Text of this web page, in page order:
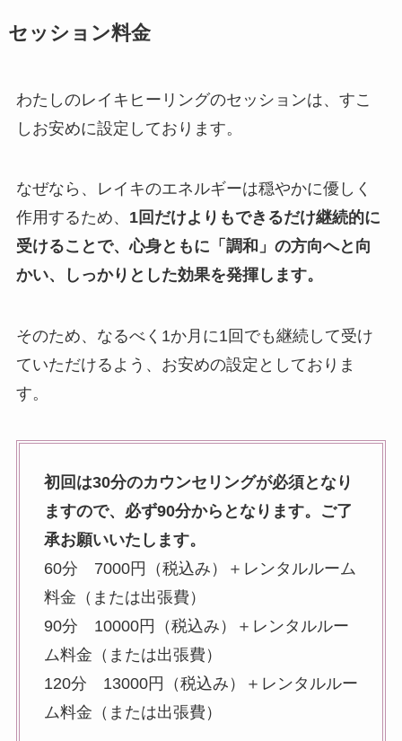
セッション料金
わたしのレイキヒーリングのセッションは、すこ
しお安めに設定しております。
なぜなら、レイキのエネルギーは穏やかに優しく
作用するため、 1回だけよりもできるだけ継続的に
受けることで、心身ともに「調和」の方向へと向
かい、しっかりとした効果を発揮します。
そのため、なるべく1か月に1回でも継続して受け
ていただけるよう、お安めの設定としておりま
す。
初回は30分のカウンセリングが必須となり
ますので、必ず90分からとなります。ご了
承お願いいたします。
60分 7000円（税込み）＋レンタルルーム
料金（または出張費）
90分 10000円（税込み）＋レンタルルー
ム料金（または出張費）
120分 13000円（税込み）＋レンタルルー
ム料金（または出張費）